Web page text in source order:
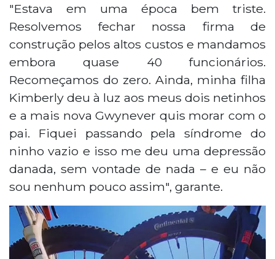
"Estava em uma época bem triste.
Resolvemos fechar nossa firma de
construção pelos altos custos e mandamos
embora quase 40 funcionários.
Recomeçamos do zero. Ainda, minha filha
Kimberly deu à luz aos meus dois netinhos
e a mais nova Gwynever quis morar com o
pai. Fiquei passando pela síndrome do
ninho vazio e isso me deu uma depressão
danada, sem vontade de nada – e eu não
sou nenhum pouco assim", garante.